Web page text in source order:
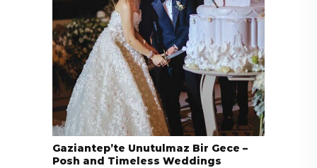
Gaziantep’te Unutulmaz Bir Gece –
Posh and Timeless Weddings